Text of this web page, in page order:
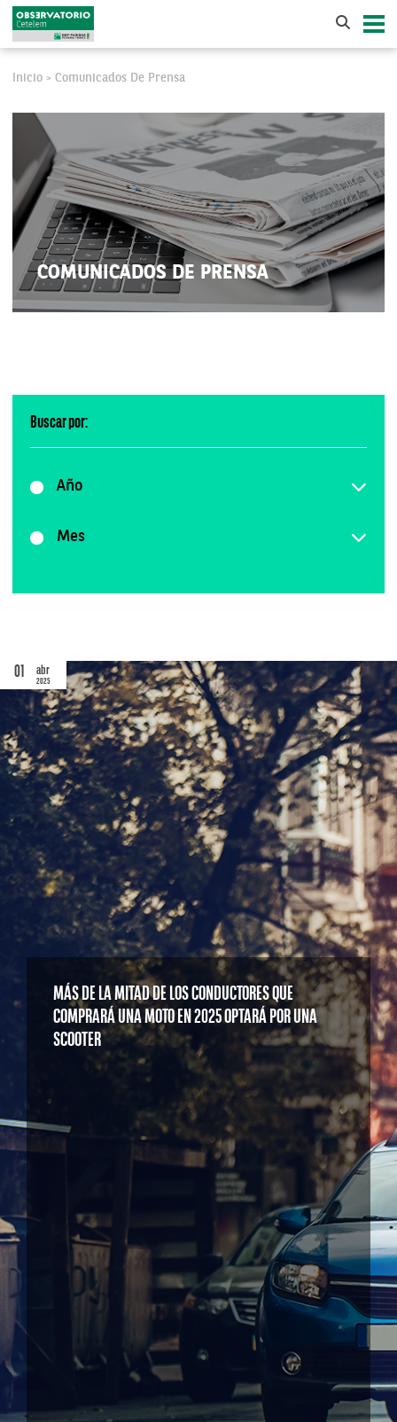
Inicio > Comunicados De Prensa
COMUNICADOS DE PRENSA
Buscar por:
Año
Mes
01 abr
2025
MÁS DE LA MITAD DE LOS CONDUCTORES QUE
COMPRARÁ UNA MOTO EN 2025 OPTARÁ POR UNA
SCOOTER